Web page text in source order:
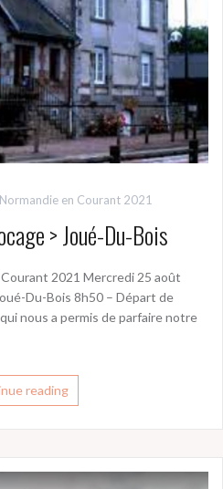
Normandie en Courant 2021
> Joué-Du-Bois
2021 Mercredi 25 août
Du-Bois 8h50 – Départ de
nous a permis de parfaire notre
reading